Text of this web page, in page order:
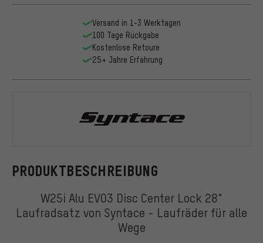
PRODUKTBESCHREIBUNG
W25i Alu EVO3 Disc Center Lock 28"
Laufradsatz von Syntace - Laufräder für alle
Wege
Versand in 1-3 Werktagen
100 Tage Rückgabe
Kostenlose Retoure
25+ Jahre Erfahrung